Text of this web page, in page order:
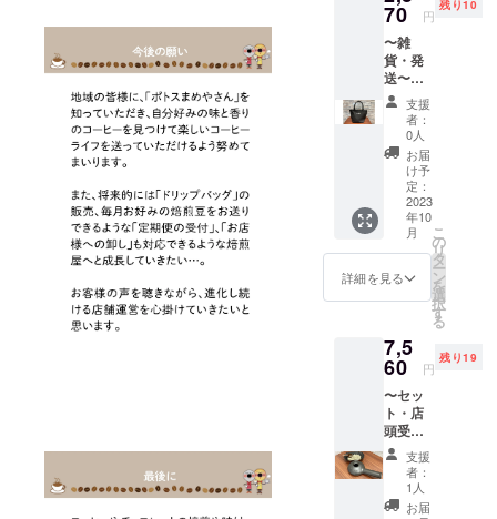
く早め
にお飲
みいた
だきま
すよう
おすす
めしま
す。
購入後
はなる
べく早
めに消
費いた
だきま
すよう
おすす
めしま
す。）
※実際に
お届け
するリ
ターン
とパッ
ケージ
等のデ
ザイン
る場合
があり
ますの
で、あ
らかじ
めご了
承くだ
さいま
せ。 ＜
受取期
等の食
品表示
はお届
け商品
のラベ
ルに表
記され
ます。
商品開
封前に
は必ず
リター
ンに貼
付され
たラベ
ルや注
意書き
認くだ
さい。
※賞味期
限：焙
煎日か
ら未開
封で3ヶ
月、開
封後1〜
2週間ほ
す。ご
了承く
ださい
ませ。
※原材料
等の食
品表示
はお届
け商品
のラベ
ルに表
記され
ます。
商品開
は必ず
リター
付され
たラベ
ルや注
意書き
をご確
認くだ
さい。
※賞味期
限：焙
煎日か
ら未開
郵便受
けに配
達され
ます。
（レ
ター
パック
ライト
で送付
予定）
※返品は
できま
せん。
※焙煎前
になり
ます。
等が減
ること
により
15％〜
20％減
りま
す。ご
了承く
ださい
ませ。
りま
耐水性
のある
シート
を貼り
表面は
防水加
工をし
ており
ます
が、
カット
の断面
干の水
分が入
ありま
す。そ
のため
断面付
近に若
干の滲
み等が
でる可
能性も
ありま
り付け
る面の
ゴミ、
ホコ
リ、油
分は落
として
から貼
り付け
てくだ
さい。
汚れ等
がある
まま貼
ると、
剥がれ
りま
す。 ※
のある
シート
を貼り
表面は
防水加
工をし
ており
ドルが
優しい
印象の
キャン
バス
トート
バッグ
です。
スタン
ダード
な横型
フォル
ム。底
マチつ
きの大
きめ
たっぷ
りもの
が入っ
て便利
です。
「ポト
スまめ
やさ
ん」オ
リジナ
70 円
残り10
〜雑
貨・発
送〜
【オリ
ジナル
トート
バッ
ク】※ク
ラウド
ファウ
ンディ
ング限
定価格
になり
ます。
パイプ
ドルが
優しい
印象の
キャン
バス
トート
バッグ
です。
スタン
ダード
支援
者：
0人
お届
け予
定：
2023
年10
月
詳細を見る
こ
の
リ
タ
ー
ン
を
選
択
す
る
7,5
60 円
残り19
〜セッ
ト・店
頭受
取〜
【自宅
焙煎
セット
支援
者：
1人
お届